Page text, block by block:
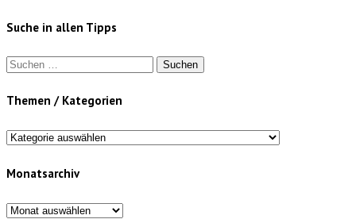
Suche in allen Tipps
Suchen
Themen / Kategorien
Themen
Kategorien
Monatsarchiv
Monatsarchiv